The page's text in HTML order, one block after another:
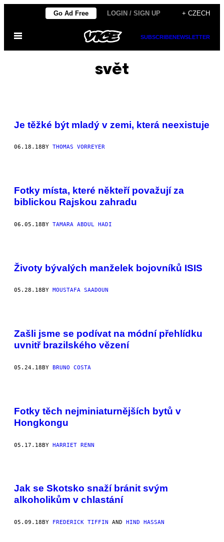
content
Go Ad Free LOGIN / SIGN UP + CZECH
Open
SUBSCRIBENEWSLETTER
svět
Je těžké být mladý v zemi, která neexistuje
06.18.18 BY THOMAS VORREYER
Fotky místa, které někteří považují za
biblickou Rajskou zahradu
06.05.18BY TAMARA ABDUL HADI
Životy bývalých manželek bojovníků ISIS
05.28.18 BY MOUSTAFA SAADOUN
Zašli jsme se podívat na módní přehlídku
uvnitř brazilského vězení
05.24.18BY BRUNO COSTA
Fotky těch nejminiaturnějších bytů v
Hongkongu
05.17.18BY HARRIET RENN
Jak se Skotsko snaží bránit svým
alkoholikům v chlastání
05.09.18 BY FREDERICK TIFFIN AND HIND HASSAN